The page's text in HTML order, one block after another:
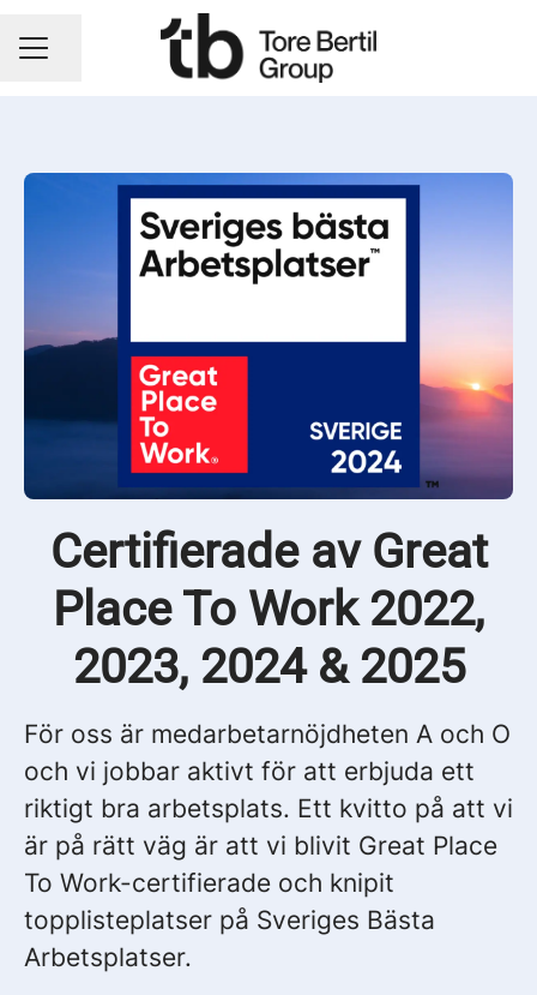
KARRIÄRMENY
Dela sidan
Certifierade av Great
Place To Work 2022,
2023, 2024 & 2025
För oss är medarbetarnöjdheten A och O
och vi jobbar aktivt för att erbjuda ett
riktigt bra arbetsplats. Ett kvitto på att vi
är på rätt väg är att vi blivit Great Place
To Work-certifierade och knipit
topplisteplatser på Sveriges Bästa
Arbetsplatser.